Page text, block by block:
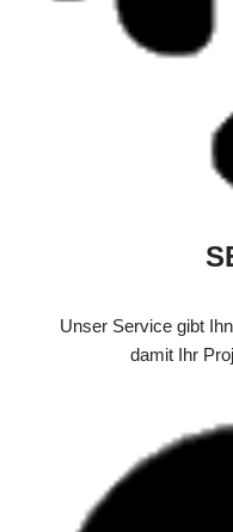
Unser Service gibt
damit Ihr